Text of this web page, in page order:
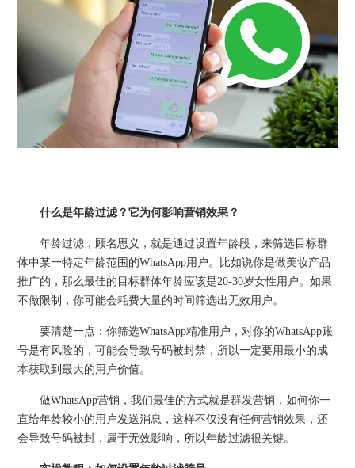
什么是年龄过滤？它为何影响营销效果？
年龄过滤，顾名思义，就是通过设置年龄段，来筛选目标群
体中某一特定年龄范围的WhatsApp用户。比如说你是做美妆产品
推广的，那么最佳的目标群体年龄应该是20-30岁女性用户。如果
不做限制，你可能会耗费大量的时间筛选出无效用户。
要清楚一点：你筛选WhatsApp精准用户，对你的WhatsApp账
号是有风险的，可能会导致号码被封禁，所以一定要用最小的成
本获取到最大的用户价值。
做WhatsApp营销，我们最佳的方式就是群发营销，如何你一
直给年龄较小的用户发送消息，这样不仅没有任何营销效果，还
会导致号码被封，属于无效影响，所以年龄过滤很关键。